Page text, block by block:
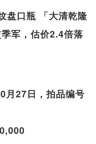
盘口瓶 「大清乾隆
军，估价2.4倍落
月27日，拍品编号